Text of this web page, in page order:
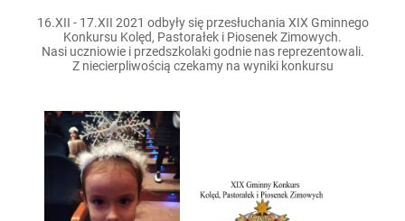
Piosenek
16.XII - 17.XII 2021 odbyły się przesłuchania XIX Gminnego
Konkursu Kolęd, Pastorałek i Piosenek Zimowych.
Nasi uczniowie i przedszkolaki godnie nas reprezentowali.
Z niecierpliwością czekamy na wyniki konkursu